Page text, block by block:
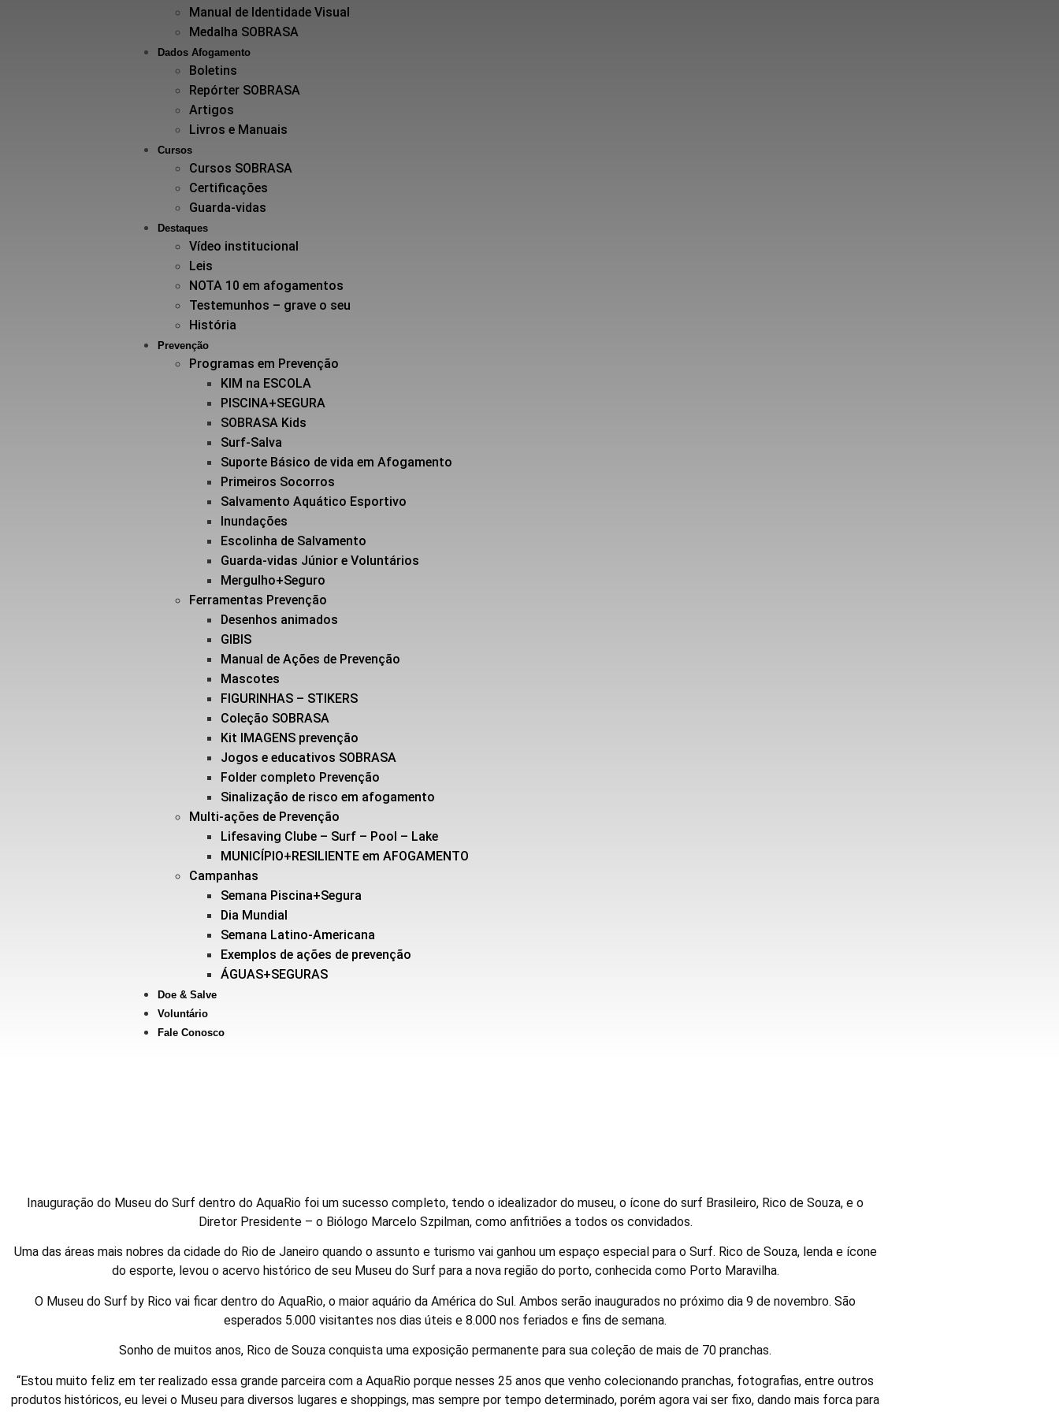
Manual de Identidade Visual
Medalha SOBRASA
Dados Afogamento
Boletins
Repórter SOBRASA
Artigos
Livros e Manuais
Cursos
Cursos SOBRASA
Certificações
Guarda-vidas
Destaques
Vídeo institucional
Leis
NOTA 10 em afogamentos
Testemunhos – grave o seu
História
Prevenção
Programas em Prevenção
KIM na ESCOLA
PISCINA+SEGURA
SOBRASA Kids
Surf-Salva
Suporte Básico de vida em Afogamento
Primeiros Socorros
Salvamento Aquático Esportivo
Inundações
Escolinha de Salvamento
Guarda-vidas Júnior e Voluntários
Mergulho+Seguro
Ferramentas Prevenção
Desenhos animados
GIBIS
Manual de Ações de Prevenção
Mascotes
FIGURINHAS – STIKERS
Coleção SOBRASA
Kit IMAGENS prevenção
Jogos e educativos SOBRASA
Folder completo Prevenção
Sinalização de risco em afogamento
Multi-ações de Prevenção
Lifesaving Clube – Surf – Pool – Lake
MUNICÍPIO+RESILIENTE em AFOGAMENTO
Campanhas
Semana Piscina+Segura
Dia Mundial
Semana Latino-Americana
Exemplos de ações de prevenção
ÁGUAS+SEGURAS
Doe & Salve
Voluntário
Fale Conosco
Inauguração do Museu do Surf dentro do AquaRio foi um sucesso completo, tendo o idealizador do museu, o ícone do surf Brasileiro, Rico de Souza, e o
Diretor Presidente – o Biólogo Marcelo Szpilman, como anfitriões a todos os convidados.
Uma das áreas mais nobres da cidade do Rio de Janeiro quando o assunto e turismo vai ganhou um espaço especial para o Surf. Rico de Souza, lenda e ícone
do esporte, levou o acervo histórico de seu Museu do Surf para a nova região do porto, conhecida como Porto Maravilha.
O Museu do Surf by Rico vai ficar dentro do AquaRio, o maior aquário da América do Sul. Ambos serão inaugurados no próximo dia 9 de novembro. São
esperados 5.000 visitantes nos dias úteis e 8.000 nos feriados e fins de semana.
Sonho de muitos anos, Rico de Souza conquista uma exposição permanente para sua coleção de mais de 70 pranchas.
“Estou muito feliz em ter realizado essa grande parceira com a AquaRio porque nesses 25 anos que venho colecionando pranchas, fotografias, entre outros
produtos históricos, eu levei o Museu para diversos lugares e shoppings, mas sempre por tempo determinado, porém agora vai ser fixo, dando mais forca para